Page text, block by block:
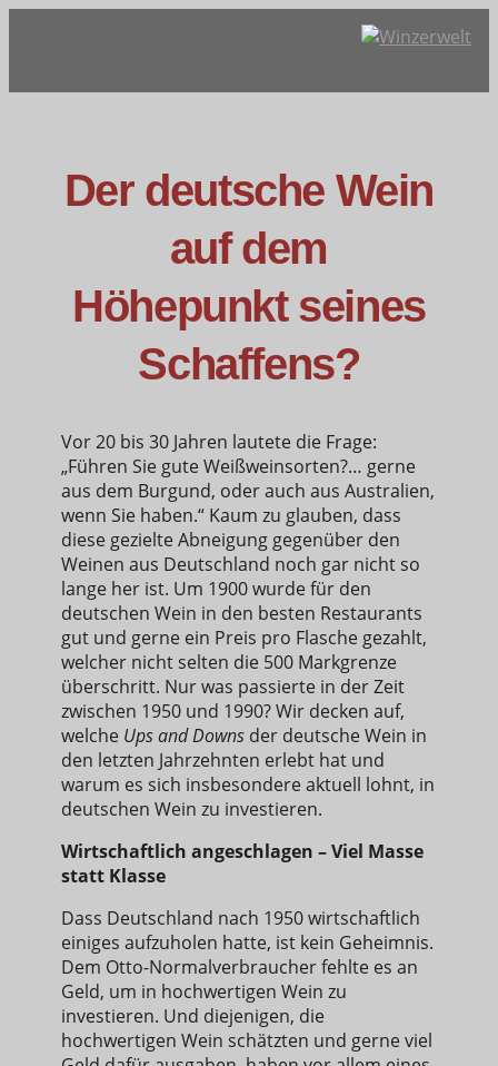
Der deutsche Wein
auf dem
Höhepunkt seines
Schaffens?
Vor 20 bis 30 Jahren lautete die Frage:
„Führen Sie gute Weißweinsorten?… gerne
aus dem Burgund, oder auch aus Australien,
wenn Sie haben.“ Kaum zu glauben, dass
diese gezielte Abneigung gegenüber den
Weinen aus Deutschland noch gar nicht so
lange her ist. Um 1900 wurde für den
deutschen Wein in den besten Restaurants
gut und gerne ein Preis pro Flasche gezahlt,
welcher nicht selten die 500 Markgrenze
überschritt. Nur was passierte in der Zeit
zwischen 1950 und 1990? Wir decken auf,
welche Ups and Downs der deutsche Wein in
den letzten Jahrzehnten erlebt hat und
warum es sich insbesondere aktuell lohnt, in
deutschen Wein zu investieren.
Wirtschaftlich angeschlagen – Viel Masse
statt Klasse
Dass Deutschland nach 1950 wirtschaftlich
einiges aufzuholen hatte, ist kein Geheimnis.
Dem Otto-Normalverbraucher fehlte es an
Geld, um in hochwertigen Wein zu
investieren. Und diejenigen, die
hochwertigen Wein schätzten und gerne viel